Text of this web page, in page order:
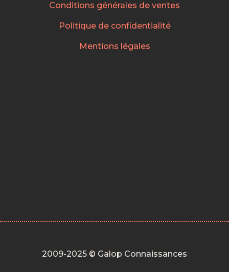
Conditions générales de ventes
Politique de confidentialité
Mentions légales
2009-2025 © Galop Connaissances